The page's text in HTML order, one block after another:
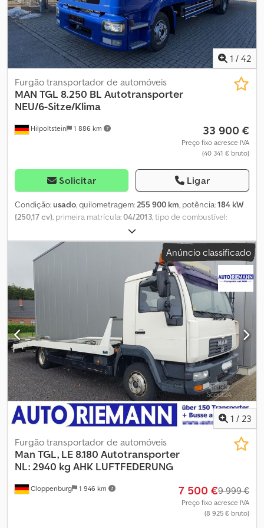
1 / 42
Hilpoltstein 1 886 km
Furgão transportador de automóveis
MAN TGL 8.250 BL Autotransporter
NEU/6-Sitze/Klima
33 900 €
Preço fixo acresce IVA
(40 341 € bruto)
Solicitar Ligar
Condição:usado, quilometragem:255 900 km, potência:184 kW
(250,17 cv), primeira matrícula:04/2013, tipo de combustível:
azul
automático, classe de emissão:Euro 5, número de lugares:6,
Equipamento:
ABS, aquecedor estacionário, ar condicionado,
fecho centralizado
, MAN TGL 8.250 BL porta-carros com guincho
e rampas XL ajustáveis !!! NOVA ESTRUTURA DE ALUMÍNIO com
CERTIFICADO VDI e CINTAS !!! Dcedpfx Aeya S Ursiwsk Guincho
com controlo remoto Luzes rotativas e faróis de trabalho com
controlo remoto Cabina LX, ar condicionado, pala solar exterior,
luzes rotativas, engate de reboque com cabeça esférica, buzinas
pneumáticas, EURO 5, 6 lugares, travão motor, cruise control,
volante multifunções, bloqueio do diferencial, rádio CD, ABS, 2x
vidros elétricos, espelhos elétricos. Peso em vazio: 5.033 kg Carga
útil: 2.457 kg
Anúncio classificado
1 / 23
Cloppenburg 1 946 km
Furgão transportador de automóveis
Man TGL, LE 8.180 Autotransporter
NL: 2940 kg AHK LUFTFEDERUNG
7 500 €9 999 €
Preço fixo acresce IVA
(8 925 € bruto)